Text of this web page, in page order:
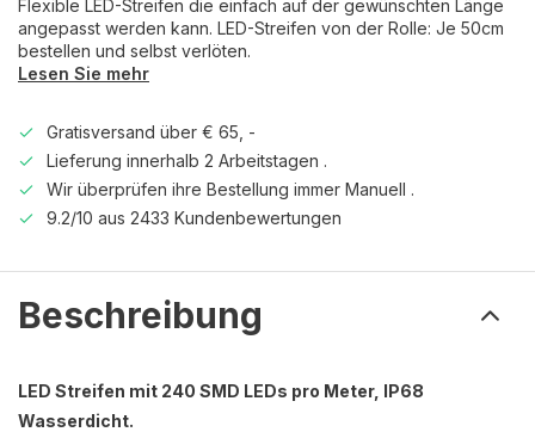
Flexible LED-Streifen die einfach auf der gewünschten Länge
angepasst werden kann. LED-Streifen von der Rolle: Je 50cm
bestellen und selbst verlöten.
Lesen Sie mehr
Gratisversand über € 65, -
Lieferung innerhalb 2 Arbeitstagen .
Wir überprüfen ihre Bestellung immer Manuell .
9.2/10 aus 2433 Kundenbewertungen
Beschreibung
LED Streifen mit 240 SMD LEDs pro Meter, IP68
Wasserdicht.